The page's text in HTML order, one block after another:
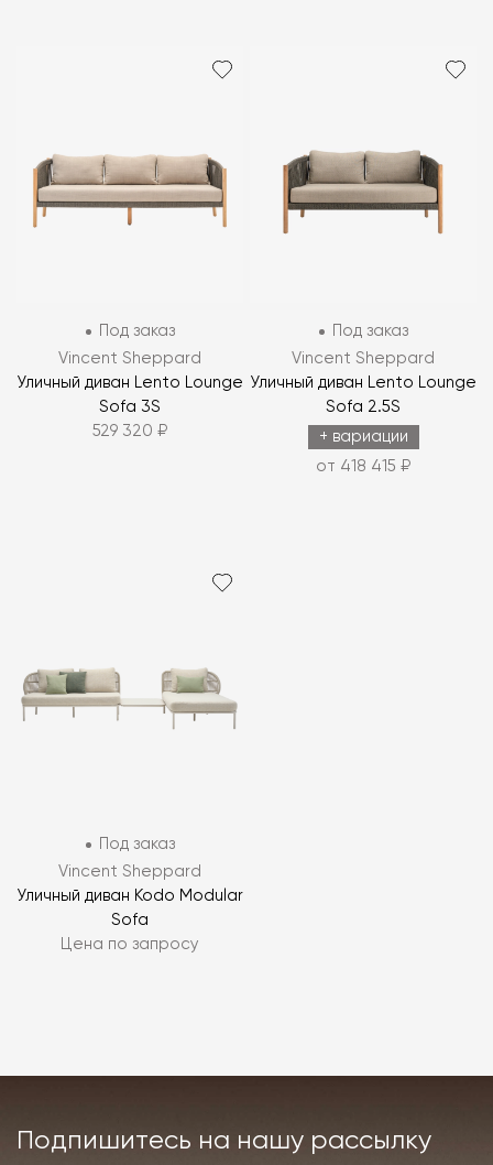
Под заказ
Vincent Sheppard
Уличный диван Lento Lounge
Sofa 3S
529 320 ₽
Под заказ
Vincent Sheppard
Уличный диван Lento Lounge
Sofa 2.5S
+ вариации
от 418 415 ₽
Под заказ
Vincent Sheppard
Уличный диван Kodo Modular
Sofa
Цена по запросу
Подпишитесь на нашу рассылку